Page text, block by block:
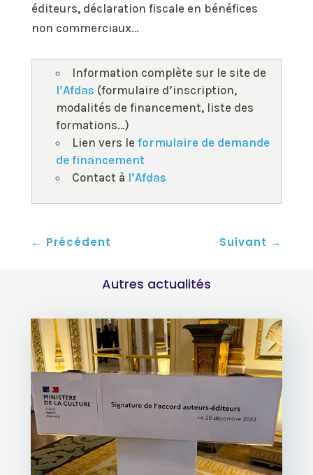
éditeurs, déclaration fiscale en bénéfices
non commerciaux…
Information complète sur le site de
l’Afdas (formulaire d’inscription,
modalités de financement, liste des
formations…)
Lien vers leformulaire de demande
de financement
Contact à l’Afdas
← Précédent Suivant →
Autres actualités